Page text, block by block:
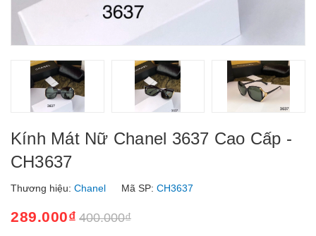
Kính Mát Nữ Chanel 3637 Cao Cấp -
CH3637
Thương hiệu: Chanel Mã SP: CH3637
289.000₫ 400.000₫